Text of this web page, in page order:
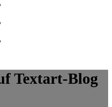
Textart-Blog